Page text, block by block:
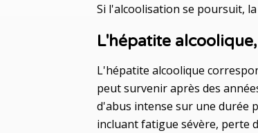
Si l'alcoolisation se poursuit,
L'hépatite
L'hépatite alcoolique
peut survenir après des
d'abus intense sur une durée
incluant fatigue sévère, perte